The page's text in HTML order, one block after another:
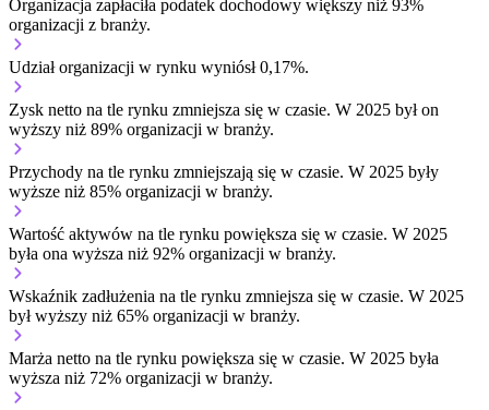
Organizacja zapłaciła podatek dochodowy większy niż 93%
organizacji z branży.
Udział organizacji w rynku wyniósł 0,17%.
Zysk netto na tle rynku zmniejsza się w czasie. W 2025 był on
wyższy niż 89% organizacji w branży.
Przychody na tle rynku zmniejszają się w czasie. W 2025 były
wyższe niż 85% organizacji w branży.
Wartość aktywów na tle rynku powiększa się w czasie. W 2025
była ona wyższa niż 92% organizacji w branży.
Wskaźnik zadłużenia na tle rynku zmniejsza się w czasie. W 2025
był wyższy niż 65% organizacji w branży.
Marża netto na tle rynku powiększa się w czasie. W 2025 była
wyższa niż 72% organizacji w branży.